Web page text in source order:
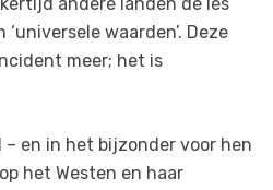
‘universele waarden’. Deze
meer; het is
en in het bijzonder voor hen
het Westen en haar